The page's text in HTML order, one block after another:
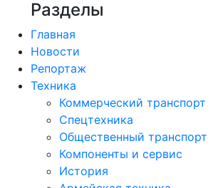
Разделы
Главная
Новости
Репортаж
Техника
Коммерческий транспорт
Спецтехника
Общественный транспорт
Компоненты и сервис
История